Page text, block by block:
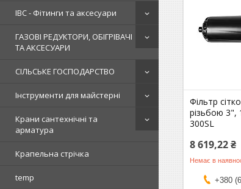
IBC - Фітинги та аксесуари
ГАЗОВІ РЕДУКТОРИ, ОБІГРІВАЧІ
ТА АКСЕСУАРИ
СІЛЬСЬКЕ ГОСПОДАРСТВО
Інструменти для майстерні
Крани сантехнічні та
арматура
Крапельна стрічка
temp
Фільтр
різьбою 3",
300SL
8 619,22 ₴
Немає в
+380